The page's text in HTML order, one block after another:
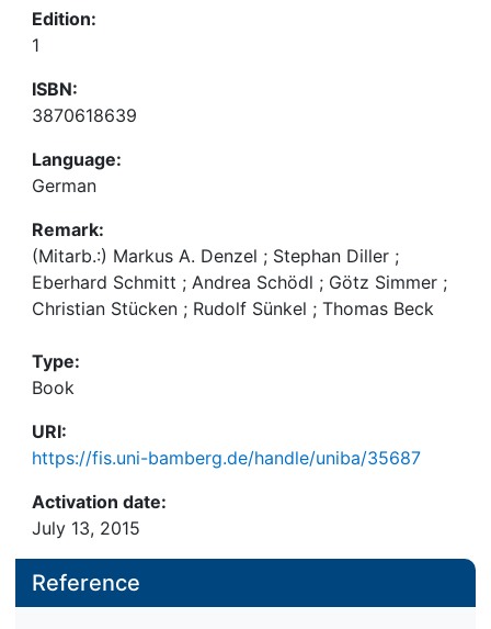
Edition:
1
ISBN:
3870618639
Language:
German
Remark:
(Mitarb.:) Markus A. Denzel ; Stephan Diller ;
Eberhard Schmitt ; Andrea Schödl ; Götz Simmer ;
Christian Stücken ; Rudolf Sünkel ; Thomas Beck
Type:
Book
URI:
https://fis.uni-bamberg.de/handle/uniba/35687
Activation date:
July 13, 2015
Reference